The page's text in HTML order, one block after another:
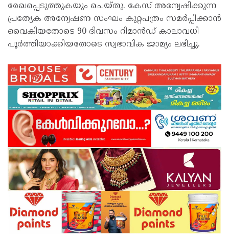
രേഖപ്പെടുത്തുകയും ചെയ്തു. കേസ് അന്വേഷിക്കുന്ന
പ്രത‍്യേക അന്വേഷണ സംഘം കുറ്റപത്രം സമർപ്പിക്കാൻ
വൈകിയതോടെ 90 ദിവസം റിമാൻഡ് കാലാവധി
പൂർത്തിയാക്കിയതോടെ സ്വഭാവിക ജാമ‍്യം ലഭിച്ചു.